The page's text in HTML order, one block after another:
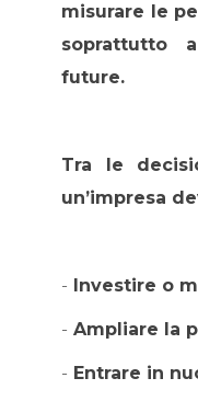
misurare le
soprattutto
future.
Tra le
un’impresa
- Investire o
- Ampliare la
- Entrare in